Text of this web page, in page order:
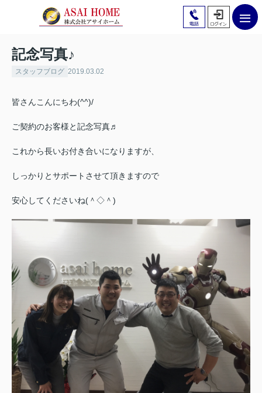
記念写真♪
スタッフブログ 2019.03.02
皆さんこんにちわ(^^)/
ご契約のお客様と記念写真♬
これから長いお付き合いになりますが、
しっかりとサポートさせて頂きますので
安心してくださいね(＾◇＾)